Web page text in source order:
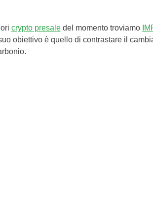
crypto presaledel momento troviamo
obiettivo è quello di contrastare il